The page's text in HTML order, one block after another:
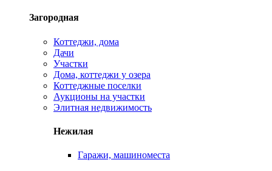
Загородная
Коттеджи, дома
Дачи
Участки
Дома, коттеджи у озера
Коттеджные поселки
Аукционы на участки
Элитная недвижимость
Нежилая
Гаражи, машиноместа